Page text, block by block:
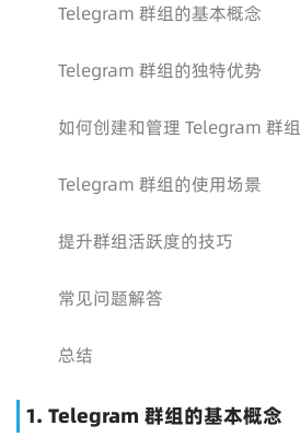
Telegram 群组的基本概念
Telegram 群组的独特优势
如何创建和管理 Telegram 群组
Telegram 群组的使用场景
提升群组活跃度的技巧
常见问题解答
总结
1. Telegram 群组的基本概念